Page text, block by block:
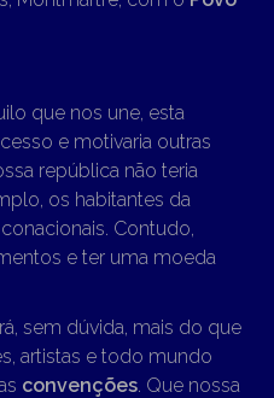
que nos une, esta
e motivaria outras
república não teria
os habitantes da
Contudo,
e ter uma moeda
sem dúvida, mais do que
artistas e todo mundo
convenções . Que nossa